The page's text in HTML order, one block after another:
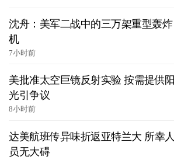
沈舟：美军二战中的三万架重型轰炸
机
7小时前
美批准太空巨镜反射实验 按需提供阳
光引争议
8小时前
达美航班传异味折返亚特兰大 所幸人
员无大碍